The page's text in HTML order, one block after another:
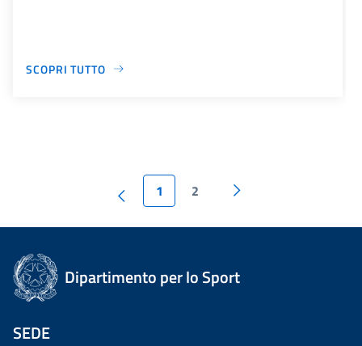
SCOPRI TUTTO
1 2
Dipartimento per lo Sport
SEDE